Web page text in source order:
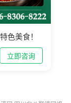
色美食！
立即咨询